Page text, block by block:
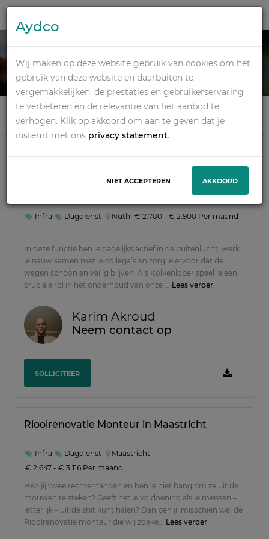
HR
Taakfilters Filters wissen
Afstand
Vakgebied
Techniek
Management
Financieel
Marketing / Communicatie
Facilitair
1-20 van 79 resultaten
Kolkenloper in Nuth
Infra Dagdienst Nuth € 2.700 - € 2.900 Per maand
In deze functie ben je dagelijks actief in de buitenlucht, werk
je nauw samen met je collega’s en zorg je ervoor dat de
wegen schoon en veilig blijven. Als Kolkenloper speel je een
cruciale rol in het onderhoud van onze ... Lees verder
Karim Akroud
Neem contact op
SOLLICITEER
Rioolrenovatie Monteur in Maastricht
Infra Dagdienst
Maastricht
€ 2.647 - € 3.116 Per maand
Heb jij twee rechterhanden en ben je niet bang om ze uit de
mouwen te steken? Geeft het je voldoening als je mensen –
letterlijk – uit de shit kunt halen? Dan ben jij misschien wel de
Rioolrenovatie monteur die wij zoeke... Lees verder
Aydco
Wij maken op deze website gebruik van cookies om het
gebruik van deze website en daarbuiten te
vergemakkelijken, de prestaties en gebruikerservaring
te verbeteren en de relevantie van het aanbod te
verhogen. Klik op akkoord om aan te geven dat je
instemt met ons privacy statement.
NIET ACCEPTEREN AKKOORD